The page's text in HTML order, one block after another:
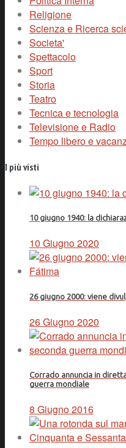
Religione
Scienza e Ricerca
Societa'
Spettacolo
Sport
Storia
Teatro
Tecnica e tecnologia
Televisione e Radio
Tempo libero e
I più visti
10 giugno 1940: la
10 Giugno 2020
26 giugno 2000: viene
26 Giugno 2020
Corrado annuncia in
guerra mondiale
8 Giugno 2016